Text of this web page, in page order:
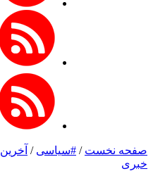
صفحه نخست / #سیاسی /
خبری